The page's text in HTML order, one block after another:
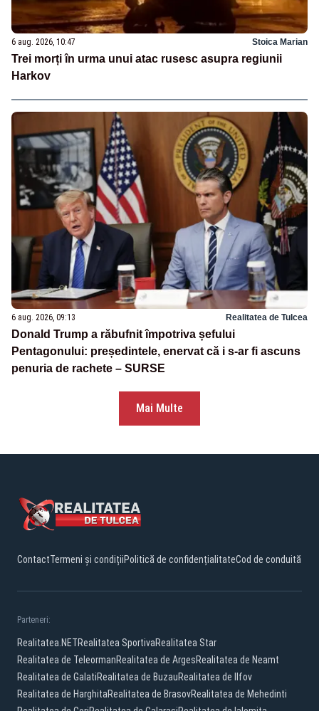
6 aug. 2026, 10:47 Stoica Marian
Trei morți în urma unui atac rusesc asupra regiunii
Harkov
6 aug. 2026, 09:13 Realitatea de Tulcea
Donald Trump a răbufnit împotriva șefului
Pentagonului: președintele, enervat că i s-ar fi ascuns
penuria de rachete – SURSE
Mai Multe
ContactTermeni și condițiiPolitică de confidențialitateCod de conduită
Parteneri:
Realitatea.NETRealitatea SportivaRealitatea Star
Realitatea de TeleormanRealitatea de ArgesRealitatea de Neamt
Realitatea de GalatiRealitatea de BuzauRealitatea de Ilfov
Realitatea de HarghitaRealitatea de BrasovRealitatea de Mehedinti